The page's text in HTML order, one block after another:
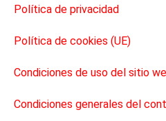
Política de privacidad
Política de cookies (UE)
Condiciones de uso del sitio
Condiciones generales del